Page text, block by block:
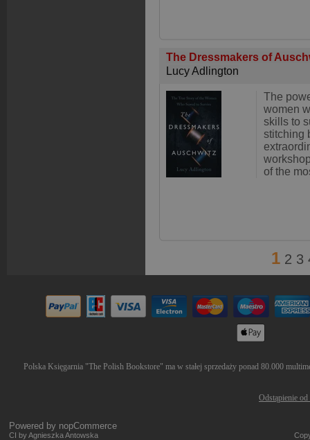
The Dressmakers of
Lucy Adlington
The
women
skills to
stitching
of the
1 2 3
Polska Księgarnia "The Polish Bookstore" ma w stałej sprzedaży ponad 80.000
Odstąpienie
Powered by nopCommerce
CI by Agnieszka Antowska